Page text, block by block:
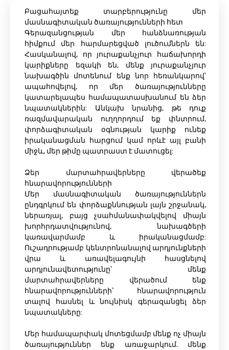
Բացահայտեք տարբերությունը մեր
մասնագիտական ​​ծառայությունների հետ
Գերազանցության մեր հանձնառության
հիմքում մեր հարմարեցված լուծումներն են:
Հասկանալով, որ յուրաքանչյուր հաճախորդի
կարիքները եզակի են, մենք յուրաքանչյուր
նախագծին մոտենում ենք նոր հեռանկարով՝
ապահովելով, որ մեր ծառայությունները
կատարելապես համապատասխանում են ձեր
նպատակներին: Անկախ նրանից, թե դուք
ռազմավարական ուղղորդում եք փնտրում,
փորձագիտական ​​օգնության կարիք ունեք
իրականացման հարցում կամ որևէ այլ բանի
միջև, մեր թիմը պատրաստ է մատուցել:
Ձեր մարտահրավերները վերածեք
հնարավորությունների
Մեր մասնագիտական ​​ծառայություններն
ընդգրկում են փորձաքննության լայն շրջանակ,
ներառյալ, բայց չսահմանափակվելով միայն
խորհրդատվությունով, նախագծերի
կառավարմամբ և իրականացմամբ:
Ուշադրությամբ կենտրոնանալով արդյունքների
վրա և առավելագույնի հասցնելով
արդյունավետությունը՝ մենք
մարտահրավերները վերածում ենք
հնարավորությունների՝ հնարավորություն
տալով հասնել և նույնիսկ գերազանցել ձեր
նպատակները:
Մեր համապարփակ մոտեցմամբ մենք ոչ միայն
ծառայություններ ենք առաջարկում. մենք